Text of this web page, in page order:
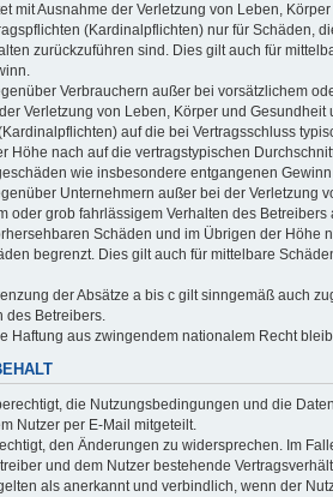
mit Ausnahme der Verletzung von Leben,
(Kardinalpflichten) nur für Schäden,
zurückzuführen sind. Dies gilt auch für
Verbrauchern außer bei vorsätzlichem
Verletzung von Leben, Körper und
auf die bei Vertragsschluss
Höhe nach auf die vertragstypischen
wie insbesondere entgangenen
Unternehmern außer bei der Verletzung
oder grob fahrlässigem Verhalten des Betreibers
Schäden und im Übrigen der Höhe
begrenzt. Dies gilt auch für mittelbare
der Absätze a bis c gilt sinngemäß auch
des Betreibers.
Haftung aus zwingendem nationalem Recht
die Nutzungsbedingungen und die
Nutzer per E-Mail mitgeteilt.
den Änderungen zu widersprechen. Im
und dem Nutzer bestehende
als anerkannt und verbindlich, wenn der